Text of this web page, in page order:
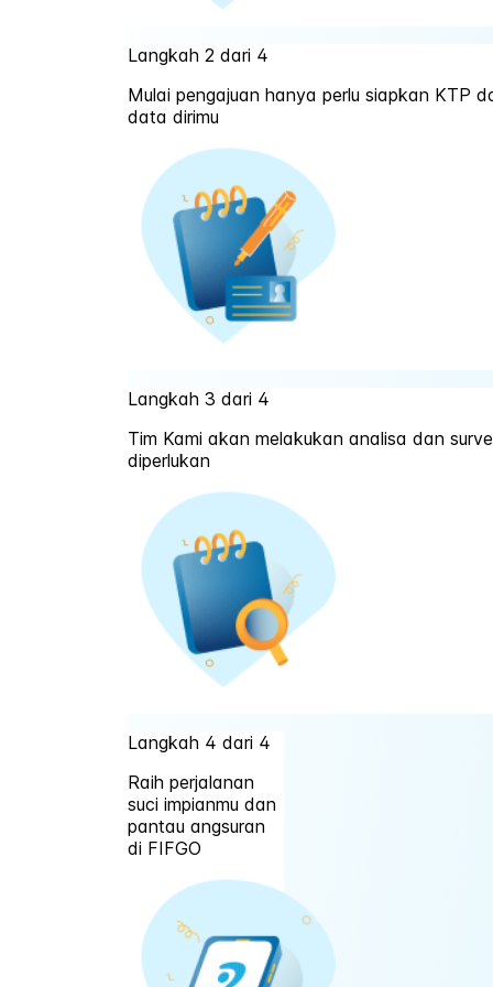
Langkah 2 dari 4
Mulai pengajuan hanya perlu siapkan KTP
data dirimu
Langkah 3 dari 4
Tim Kami akan melakukan analisa dan
diperlukan
Langkah 4 dari 4
Raih perjalanan
suci impianmu dan
pantau angsuran
di FIFGO